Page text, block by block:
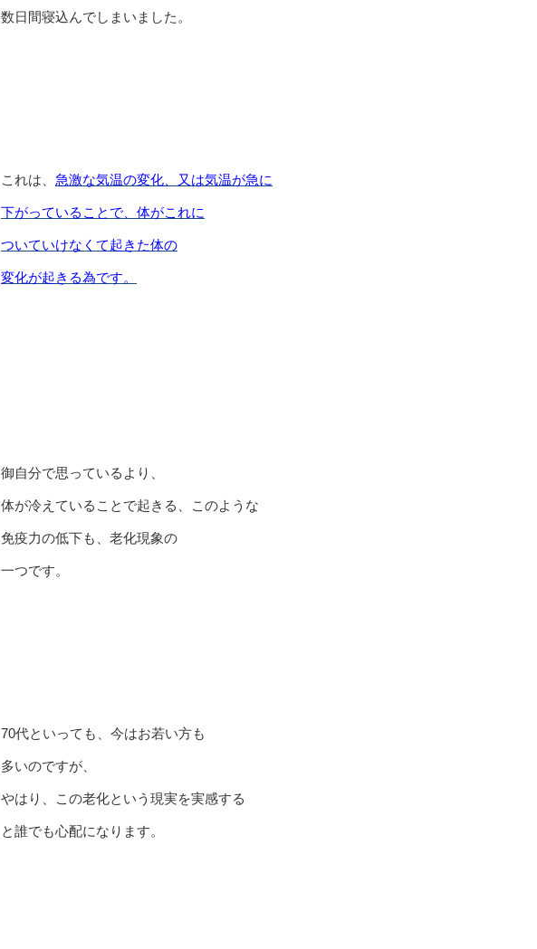
数日間寝込んでしまいました。
これは、 急激な気温の変化、又は気温が急に
下がっていることで、体がこれに
ついていけなくて起きた体の
変化が起きる為です。
御自分で思っているより、
体が冷えていることで起きる、このような
免疫力の低下も、老化現象の
一つです。
70代といっても、今はお若い方も
多いのですが、
やはり、この老化という現実を実感する
と誰でも心配になります。